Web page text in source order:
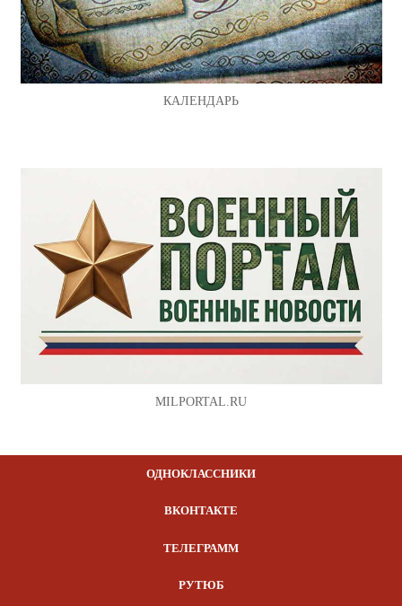
КАЛЕНДАРЬ
MILPORTAL.RU
ОДНОКЛАССНИКИ
ВКОНТАКТЕ
ТЕЛЕГРАММ
РУТЮБ